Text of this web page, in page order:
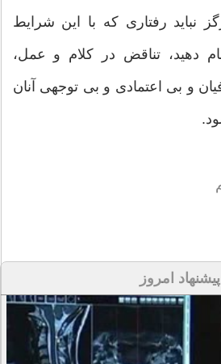
نباید رفتاری که با این شرایط
دهید، تناقض در کلام و عمل،
و بی اعتمادی و بی توجهی آنان
پیشنهاد امروز